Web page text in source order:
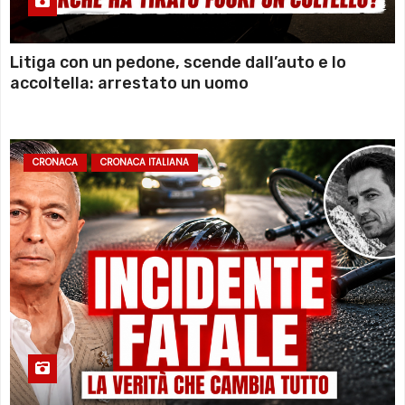
Litiga con un pedone, scende dall’auto e lo
accoltella: arrestato un uomo
CRONACA CRONACA ITALIANA